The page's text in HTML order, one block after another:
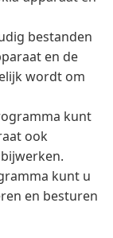
bestanden
en de
wordt om
kunt
ook
kunt u
en besturen